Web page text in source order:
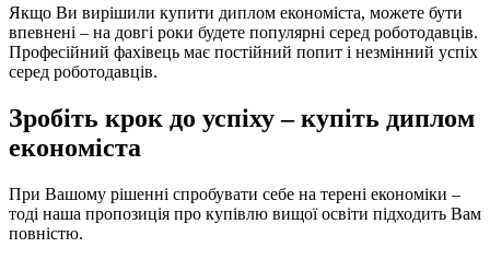
Якщо Ви вирішили купити диплом економіста, можете бути
впевнені – на довгі роки будете популярні серед роботодавців.
Професійний фахівець має постійний попит і незмінний успіх
серед роботодавців.
Зробіть крок до успіху – купіть диплом
економіста
При Вашому рішенні спробувати себе на терені економіки –
тоді наша пропозиція про купівлю вищої освіти підходить Вам
повністю.